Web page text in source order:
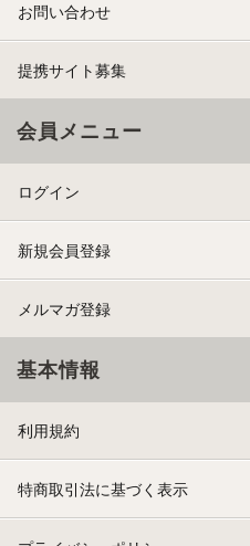
お問い合わせ
提携サイト募集
会員メニュー
ログイン
新規会員登録
メルマガ登録
基本情報
利用規約
特商取引法に基づく表示